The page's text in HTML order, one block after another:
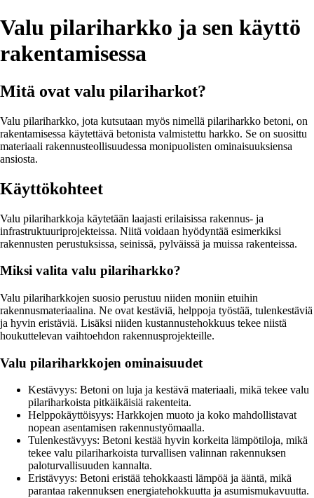
Valu pilariharkko ja sen käyttö
rakentamisessa
Mitä ovat valu pilariharkot?
Valu pilariharkko, jota kutsutaan myös nimellä pilariharkko betoni, on
rakentamisessa käytettävä betonista valmistettu harkko. Se on suosittu
materiaali rakennusteollisuudessa monipuolisten ominaisuuksiensa
ansiosta.
Käyttökohteet
Valu pilariharkkoja käytetään laajasti erilaisissa rakennus- ja
infrastruktuuriprojekteissa. Niitä voidaan hyödyntää esimerkiksi
rakennusten perustuksissa, seinissä, pylväissä ja muissa rakenteissa.
Miksi valita valu pilariharkko?
Valu pilariharkkojen suosio perustuu niiden moniin etuihin
rakennusmateriaalina. Ne ovat kestäviä, helppoja työstää, tulenkestäviä
ja hyvin eristäviä. Lisäksi niiden kustannustehokkuus tekee niistä
houkuttelevan vaihtoehdon rakennusprojekteille.
Valu pilariharkkojen ominaisuudet
Kestävyys: Betoni on luja ja kestävä materiaali, mikä tekee valu
pilariharkoista pitkäikäisiä rakenteita.
Helppokäyttöisyys: Harkkojen muoto ja koko mahdollistavat
nopean asentamisen rakennustyömaalla.
Tulenkestävyys: Betoni kestää hyvin korkeita lämpötiloja, mikä
tekee valu pilariharkoista turvallisen valinnan rakennuksen
paloturvallisuuden kannalta.
Eristävyys: Betoni eristää tehokkaasti lämpöä ja ääntä, mikä
parantaa rakennuksen energiatehokkuutta ja asumismukavuutta.